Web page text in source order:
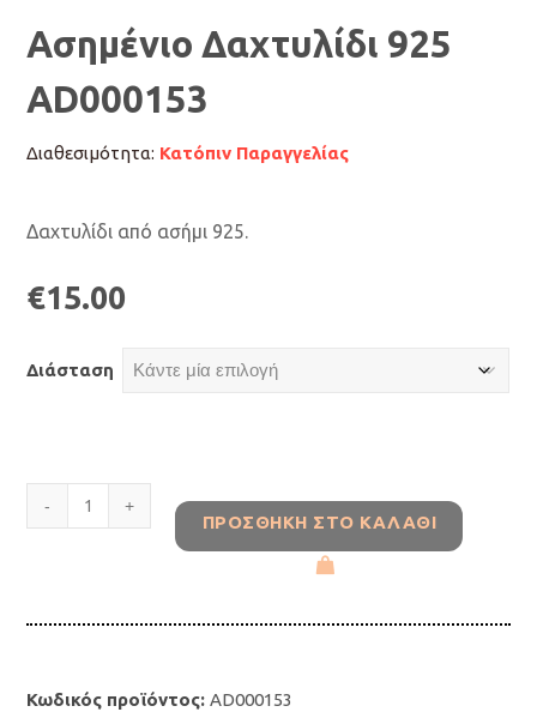
Ασημένιο Δαχτυλίδι 925
AD000153
Διαθεσιμότητα: Κατόπιν Παραγγελίας
Δαχτυλίδι από ασήμι 925.
€15.00
Διάσταση
Ασημένιο
Δαχτυλίδι
ΠΡΟΣΘΉΚΗ ΣΤΟ ΚΑΛΆΘΙ
Κωδικός προϊόντος:AD000153